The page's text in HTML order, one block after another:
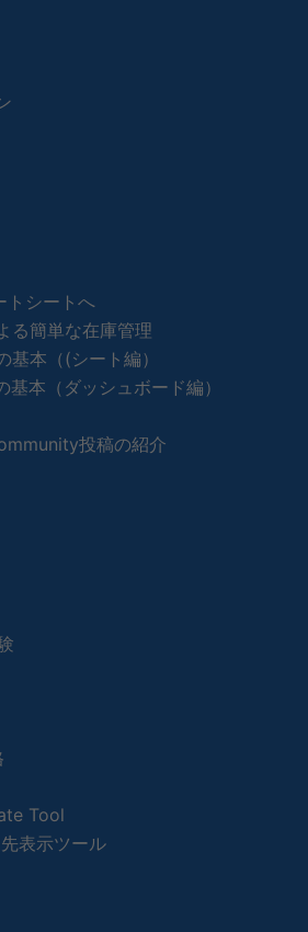
トシートへ
る簡単な在庫管理
本（(シート編）
本（ダッシュボード編）
投稿の紹介
Tool
表示ツール